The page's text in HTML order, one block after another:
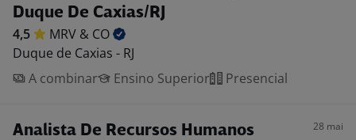
Duque De Caxias/RJ
4,5 MRV & CO
Duque de Caxias - RJ
A combinar
Ensino Superior Presencial
Analista De Recursos Humanos 28 mai